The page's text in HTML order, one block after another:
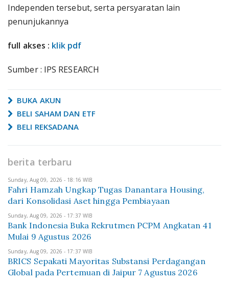
Independen tersebut, serta persyaratan lain
penunjukannya
full akses : klik pdf
Sumber : IPS RESEARCH
BUKA AKUN
BELI SAHAM DAN ETF
BELI REKSADANA
berita terbaru
Sunday, Aug 09, 2026 - 18:16 WIB
Fahri Hamzah Ungkap Tugas Danantara Housing,
dari Konsolidasi Aset hingga Pembiayaan
Sunday, Aug 09, 2026 - 17:37 WIB
Bank Indonesia Buka Rekrutmen PCPM Angkatan 41
Mulai 9 Agustus 2026
Sunday, Aug 09, 2026 - 17:37 WIB
BRICS Sepakati Mayoritas Substansi Perdagangan
Global pada Pertemuan di Jaipur 7 Agustus 2026